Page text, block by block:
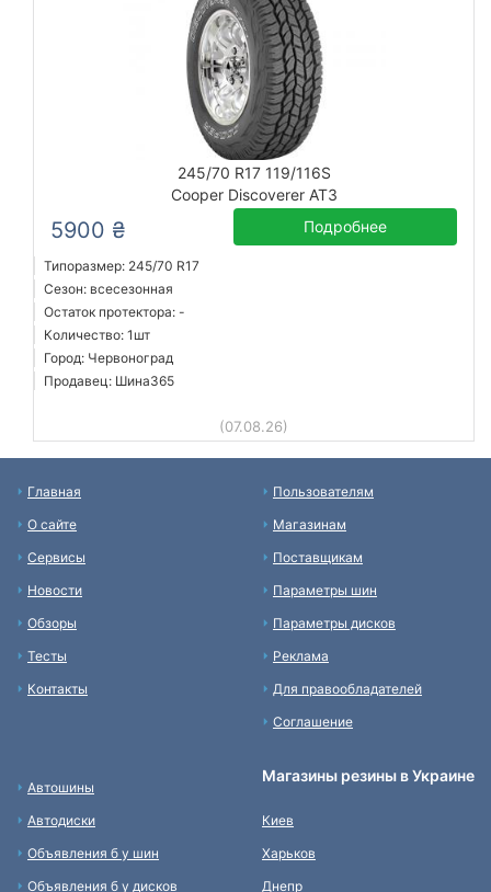
245/70 R17 119/116S
Cooper Discoverer AT3
5900 ₴ Подробнее
Типоразмер: 245/70 R17
Сезон: всесезонная
Остаток протектора: -
Количество: 1шт
Город: Червоноград
Продавец: Шина365
(07.08.26)
Главная
О сайте
Сервисы
Новости
Обзоры
Тесты
Контакты
Пользователям
Магазинам
Поставщикам
Параметры шин
Параметры дисков
Реклама
Для правообладателей
Соглашение
Автошины
Автодиски
Объявления б у шин
Объявления б у дисков
Магазины резины в Украине
Киев
Харьков
Днепр